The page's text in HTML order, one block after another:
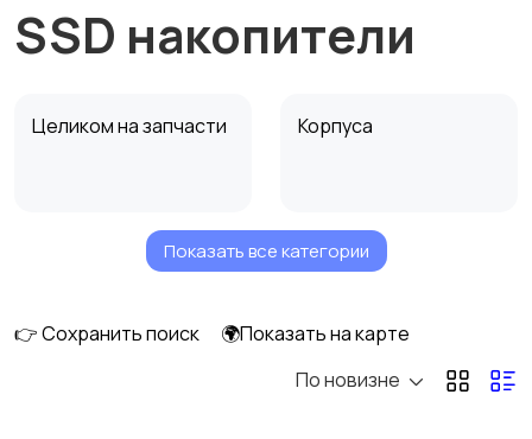
SSD накопители
Целиком на запчасти Корпуса
Материнские платы Видеокарты
Показать все категории
👉 Сохранить поиск
🌍Показать на карте
По новизне